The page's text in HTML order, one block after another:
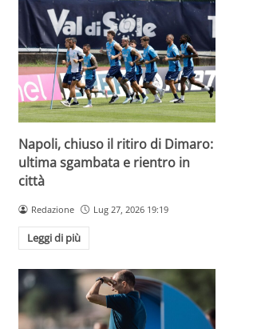
Napoli, chiuso il ritiro di Dimaro:
ultima sgambata e rientro in
città
Redazione Lug 27, 2026 19:19
Leggi di più